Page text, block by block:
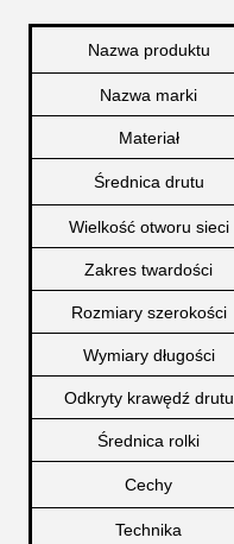
Nazwa produktu
Nazwa marki
Materiał
Średnica drutu
Wielkość otworu sieci
Zakres twardości
Rozmiary szerokości
Wymiary długości
Odkryty krawędź drutu
Średnica rolki
Cechy
Technika